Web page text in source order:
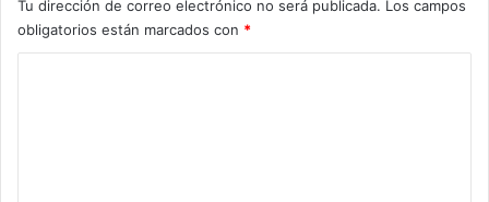
Tu dirección de correo electrónico no será publicada. Los campos
obligatorios están marcados con *